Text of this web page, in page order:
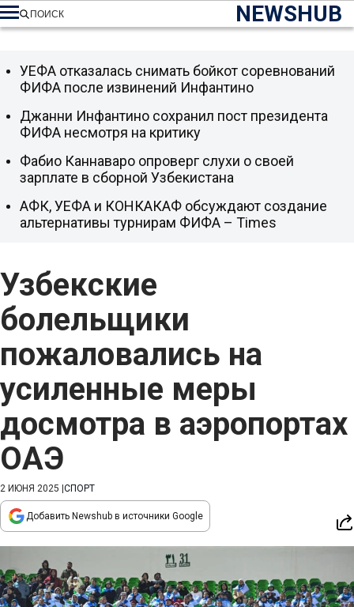
NEWSHUB
ПОИСК
Узбекские
болельщики
пожаловались на
усиленные меры
досмотра в аэропортах
ОАЭ
2 ИЮНЯ 2025 СПОРТ
Добавить Newshub в источники Google
УЕФА отказалась снимать бойкот соревнований
ФИФА после извинений Инфантино
Джанни Инфантино сохранил пост президента
ФИФА несмотря на критику
Фабио Каннаваро опроверг слухи о своей
зарплате в сборной Узбекистана
АФК, УЕФА и КОНКАКАФ обсуждают создание
альтернативы турнирам ФИФА – Times